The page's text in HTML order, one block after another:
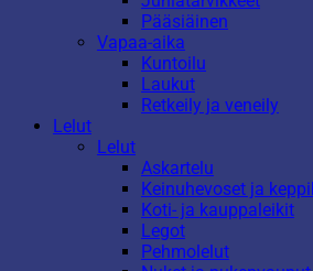
Pääsiäinen
Vapaa-aika
Kuntoilu
Laukut
Retkeily ja veneily
Lelut
Lelut
Askartelu
Keinuhevoset ja
Koti- ja kauppaleikit
Legot
Pehmolelut